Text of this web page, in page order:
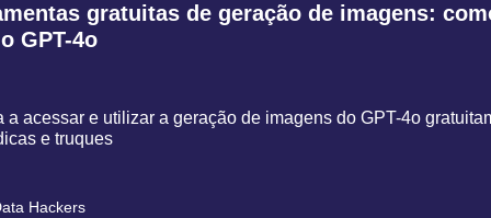
gratuitas de geração de imagens:
GPT-4o
a acessar e utilizar a geração de imagens do GPT-4o
e truques
Hackers